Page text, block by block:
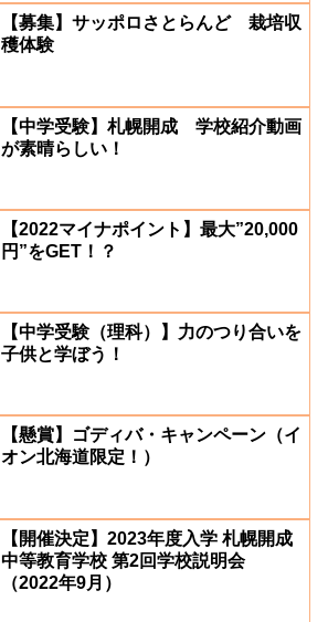
【募集】サッポロさとらんど 栽培収
穫体験
【中学受験】札幌開成 学校紹介動画
が素晴らしい！
【2022マイナポイント】最大”20,000
円”をGET！？
【中学受験（理科）】力のつり合いを
子供と学ぼう！
【懸賞】ゴディバ・キャンペーン（イ
オン北海道限定！）
【開催決定】2023年度入学 札幌開成
中等教育学校 第2回学校説明会
（2022年9月）